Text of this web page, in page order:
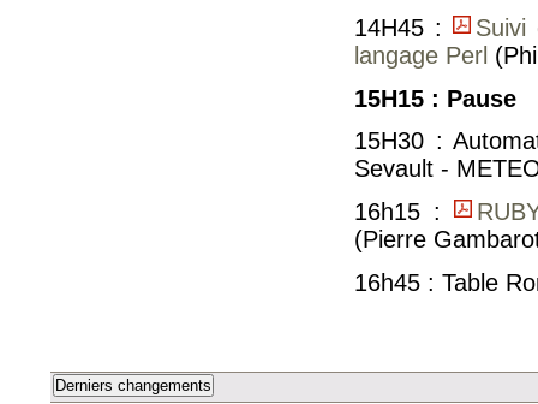
14H45 :
Suivi
langage Perl
15H15 : Pause
15H30 :
Sevault -
16h15 :
(Pierre
16h45 : Table
Derniers changements